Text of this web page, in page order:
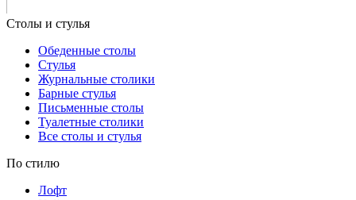
Обеденные столы
Стулья
Журнальные столики
Барные стулья
Письменные столы
Туалетные столики